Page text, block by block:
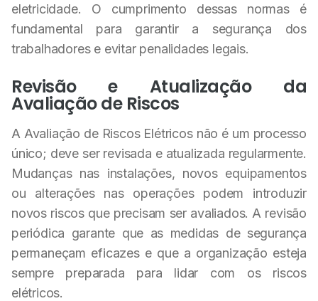
eletricidade. O cumprimento dessas normas é
fundamental para garantir a segurança dos
trabalhadores e evitar penalidades legais.
Revisão e Atualização da
Avaliação de Riscos
A Avaliação de Riscos Elétricos não é um processo
único; deve ser revisada e atualizada regularmente.
Mudanças nas instalações, novos equipamentos
ou alterações nas operações podem introduzir
novos riscos que precisam ser avaliados. A revisão
periódica garante que as medidas de segurança
permaneçam eficazes e que a organização esteja
sempre preparada para lidar com os riscos
elétricos.